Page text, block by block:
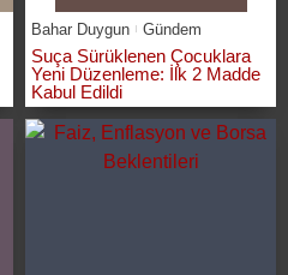
Bahar Duygun Gündem
Suça Sürüklenen Çocuklara
Yeni Düzenleme: İlk 2 Madde
Kabul Edildi